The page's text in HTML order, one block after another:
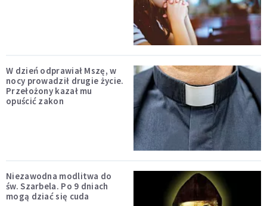
W dzień odprawiał Mszę, w
nocy prowadził drugie życie.
Przełożony kazał mu
opuścić zakon
Niezawodna modlitwa do
św. Szarbela. Po 9 dniach
mogą dziać się cuda